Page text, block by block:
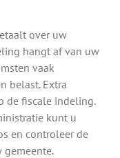
over uw
hangt af van uw
vaak
belast. Extra
de fiscale indeling.
kunt u
en controleer de